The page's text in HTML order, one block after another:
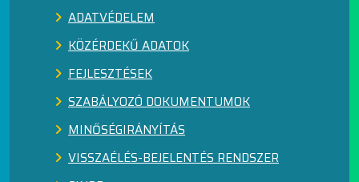
ADATVÉDELEM
KÖZÉRDEKŰ ADATOK
FEJLESZTÉSEK
SZABÁLYOZÓ DOKUMENTUMOK
MINŐSÉGIRÁNYÍTÁS
VISSZAÉLÉS-BEJELENTÉS RENDSZER